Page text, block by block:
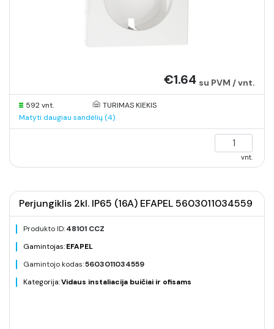
€1.64 su PVM / vnt.
592 vnt.
TURIMAS KIEKIS
Matyti daugiau sandėlių (4)
vnt.
Perjungiklis 2kl. IP65 (16A) EFAPEL 5603011034559
Produkto ID:48101 CCZ
Gamintojas:EFAPEL
Gamintojo kodas:5603011034559
Kategorija:Vidaus instaliacija buičiai ir ofisams